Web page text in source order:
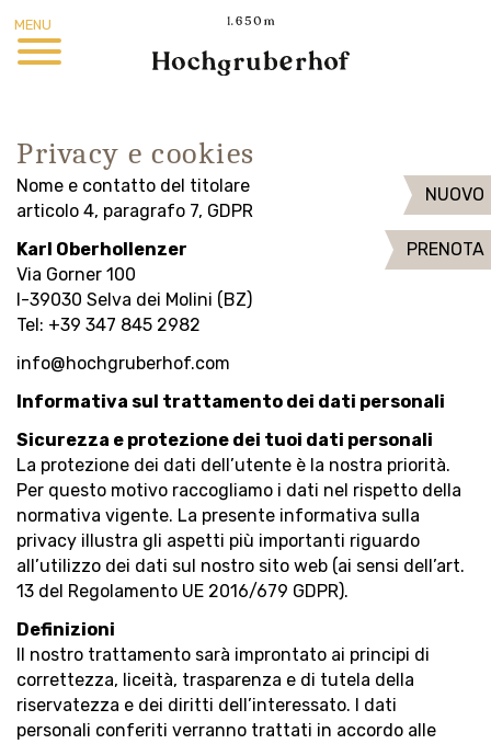
MENU
NUOVO
PRENOTA
Privacy e cookies
Nome e contatto del titolare
articolo 4, paragrafo 7, GDPR
Karl Oberhollenzer
Via Gorner 100
I-39030 Selva dei Molini (BZ)
Tel: +39 347 845 2982
info@hochgruberhof.com
Informativa sul trattamento dei dati personali
Sicurezza e protezione dei tuoi dati personali
La protezione dei dati dell’utente è la nostra priorità.
Per questo motivo raccogliamo i dati nel rispetto della
normativa vigente. La presente informativa sulla
privacy illustra gli aspetti più importanti riguardo
all’utilizzo dei dati sul nostro sito web (ai sensi dell’art.
13 del Regolamento UE 2016/679 GDPR).
Definizioni
Il nostro trattamento sarà improntato ai principi di
correttezza, liceità, trasparenza e di tutela della
riservatezza e dei diritti dell’interessato. I dati
personali conferiti verranno trattati in accordo alle